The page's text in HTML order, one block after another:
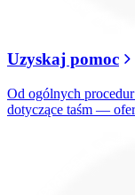
Uzyskaj pomoc
Od ogólnych
dotyczące taśm —